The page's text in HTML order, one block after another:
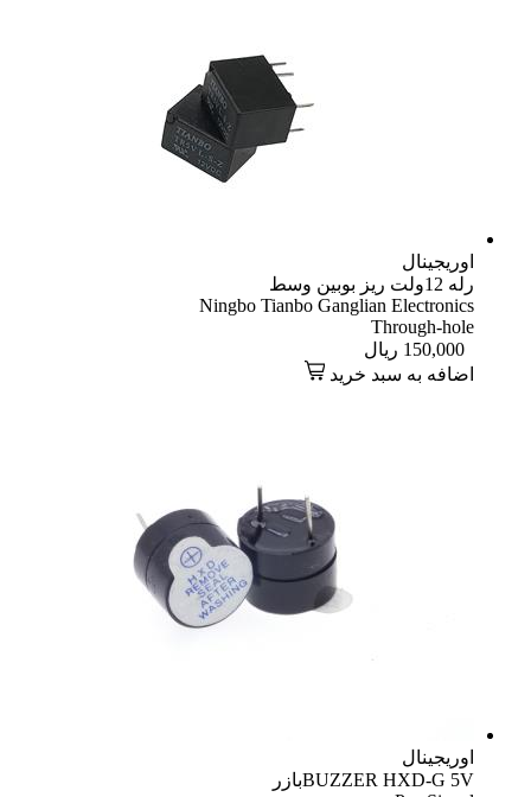
اوریجینال
رله 12ولت ریز بوبین وسط
Ningbo Tianbo Ganglian Electronics
Through-hole
150,000 ریال
اضافه به سبد خرید
اوریجینال
BUZZER HXD-G 5Vبازر